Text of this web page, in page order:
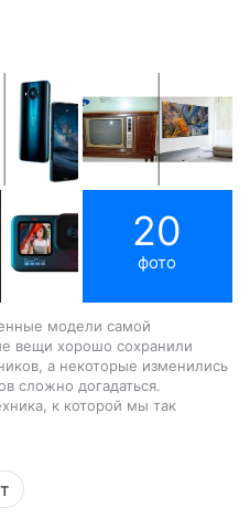
20
фото
модели самой
вещи хорошо сохранили
а некоторые изменились
сложно догадаться.
к которой мы так